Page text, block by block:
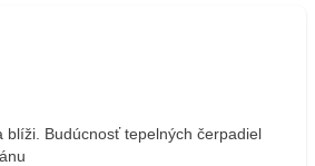
blíži. Budúcnosť tepelných čerpadiel